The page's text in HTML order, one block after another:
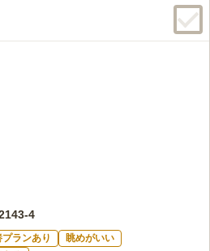
周りには火葬場と他の私営の霊園しかない
4
ランあり
眺めがいい